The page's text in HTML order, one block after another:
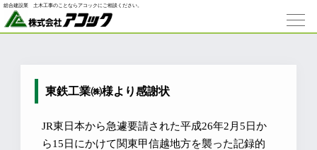
総合建設業 ⼟⽊⼯事のことならアコックにご相談ください。
東鉄工業㈱様より感謝状
JR東日本から急遽要請された平成26年2月5日か
ら15日にかけて関東甲信越地方を襲った記録的